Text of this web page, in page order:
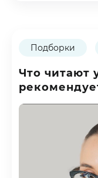
Подборки
Что читают